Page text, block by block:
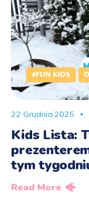
4FUN KIDS
22 Grudnia 2025
Kids Lista:
tym
Read More